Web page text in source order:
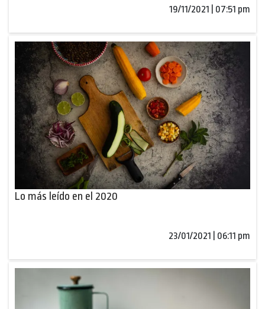
19/11/2021 | 07:51 pm
Lo más leído en el 2020
23/01/2021 | 06:11 pm